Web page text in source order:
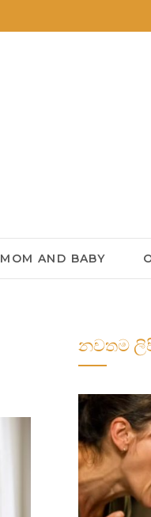
MOM AND BABY
නවතම